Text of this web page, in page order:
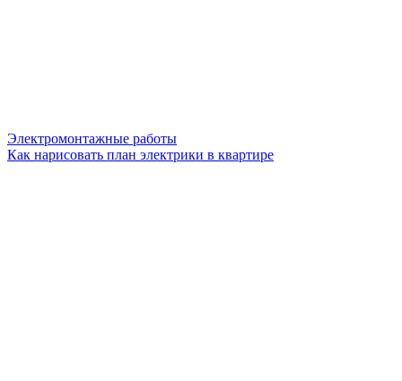
Электромонтажные работы
Как нарисовать план электрики в квартире